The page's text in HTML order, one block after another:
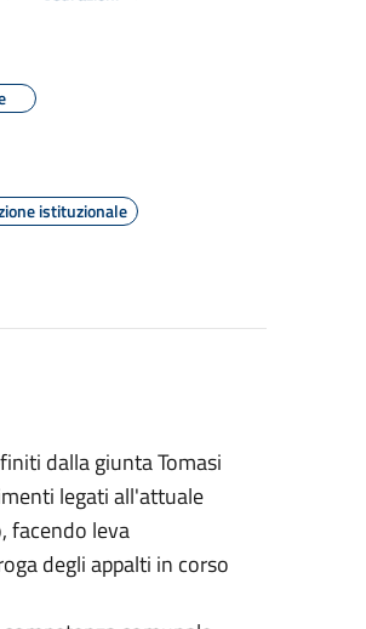
istituzionale
dalla giunta Tomasi
legati all'attuale
facendo leva
degli appalti in corso